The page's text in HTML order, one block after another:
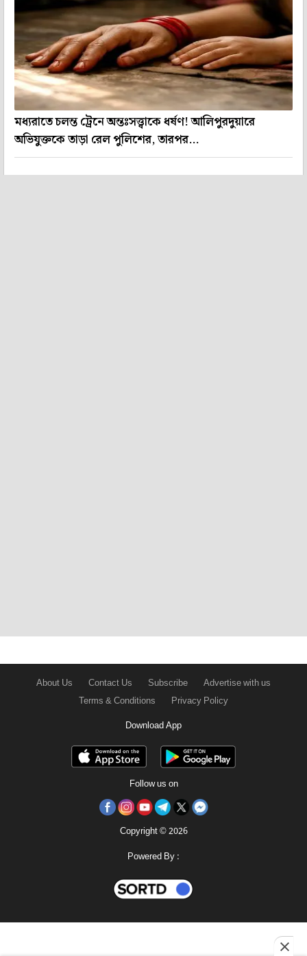
মধ্যরাতে চলন্ত ট্রেনে অন্তঃসত্ত্বাকে ধর্ষণ! আলিপুরদুয়ারে
অভিযুক্তকে তাড়া রেল পুলিশের, তারপর...
About Us Contact Us Subscribe
Advertise with us
Terms & Conditions
Privacy Policy
Download App
Follow us on
Copyright © 2026
Powered By :